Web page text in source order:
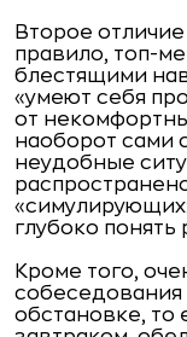
Второе
правило, топ-
блестящими
«умеют себя
от
наоборот сами
неудобные
глубоко
Кроме того,
собеседования
обстановке, то